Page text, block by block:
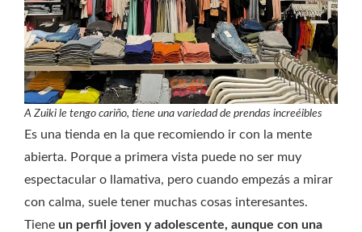
A Zuiki le tengo cariño, tiene una variedad de prendas increéibles
Es una tienda en la que recomiendo ir con la mente
abierta. Porque a primera vista puede no ser muy
espectacular o llamativa, pero cuando empezás a mirar
con calma, suele tener muchas cosas interesantes.
Tiene un perfil joven y adolescente, aunque con una